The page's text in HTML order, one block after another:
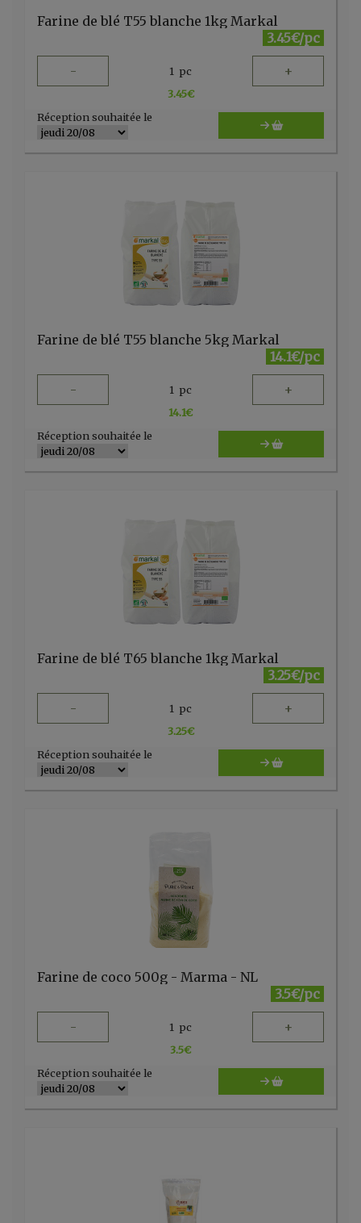
Farine de blé T55 blanche 1kg Markal
3.45€/pc
- 1 pc +
3.45€
Réception souhaitée le
Farine de blé T55 blanche 5kg Markal
14.1€/pc
- 1 pc +
14.1€
Réception souhaitée le
Farine de blé T65 blanche 1kg Markal
3.25€/pc
- 1 pc +
3.25€
Réception souhaitée le
Farine de coco 500g - Marma - NL
3.5€/pc
- 1 pc +
3.5€
Réception souhaitée le